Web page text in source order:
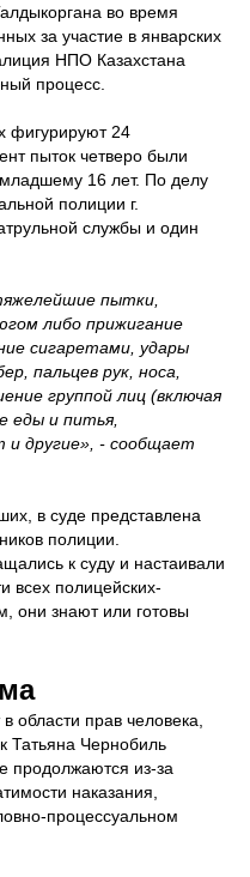
во время
за участие в январских
НПО Казахстана
процесс.
фигурируют 24
пыток четверо были
16 лет. По делу
полиции г.
службы и один
пытки,
либо прижигание
сигаретами, удары
пальцев рук, носа,
группой лиц (включая
еды и питья,
и другие», - сообщает
в суде представлена
полиции.
к суду и настаивали
всех полицейских-
они знают или готовы
области прав человека,
Татьяна Чернобиль
продолжаются из-за
наказания,
процессуальном